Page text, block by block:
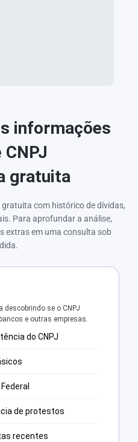
informações
gratuita
com histórico de dívidas,
Para aprofundar a análise,
extras em uma consulta sob
descobrindo se o CNPJ
e outras empresas.
do CNPJ
de protestos
recentes